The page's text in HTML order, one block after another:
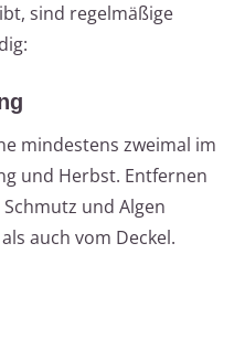
sind regelmäßige
mindestens zweimal im
und Herbst. Entfernen
und Algen
auch vom Deckel.